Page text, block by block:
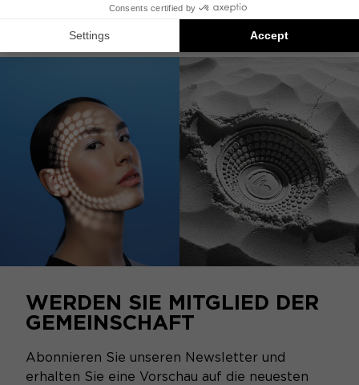
2-Wege-Koaxial-Kit Woofer 10 cm
WERDEN SIE MITGLIED DER
GEMEINSCHAFT
Abonnieren Sie unseren Newsletter und
erhalten Sie eine Vorschau auf die neuesten